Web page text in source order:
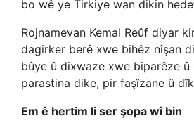
bo wê ye Tirkiye wan dikin
Rojnamevan Kemal Reûf diyar
dagirker berê xwe bihêz nîşan
bûye û dixwaze xwe biparêze û
parastina dike, pir faşîzane û
Em ê hertim li ser şopa wî bin